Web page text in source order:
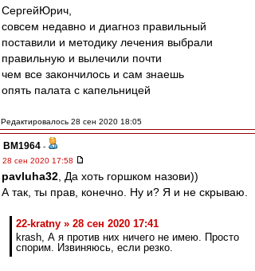
СергейЮрич,
совсем недавно и диагноз правильный
поставили и методику лечения выбрали
правильную и вылечили почти
чем все закончилось и сам знаешь
опять палата с капельницей
Редактировалось 28 сен 2020 18:05
BM1964 -
28 сен 2020 17:58
pavluha32 , Да хоть горшком назови))
А так, ты прав, конечно. Ну и? Я и не скрываю.
22-kratny » 28 сен 2020 17:41
krash, А я против них ничего не имею. Просто
спорим. Извиняюсь, если резко.